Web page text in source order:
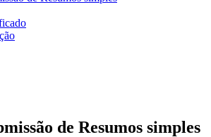
de Resumos simples